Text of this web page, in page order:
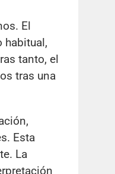
El
habitual,
tanto, el
tras una
Esta
La